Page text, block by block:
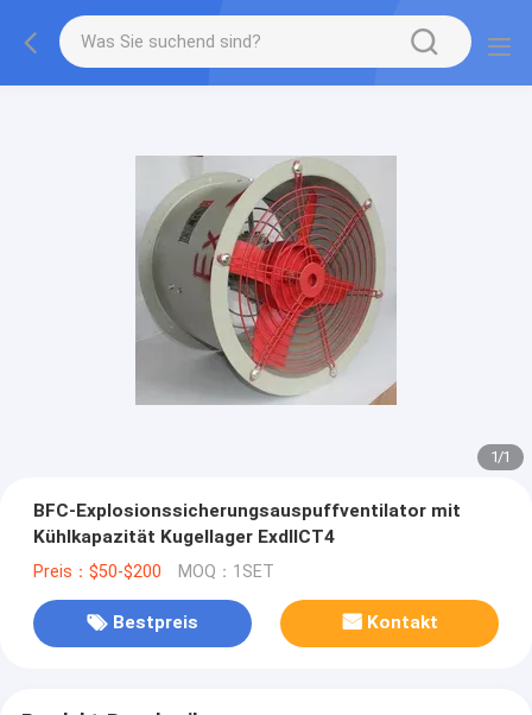
1/1
BFC-Explosionssicherungsauspuffventilator mit
Kühlkapazität Kugellager ExdIICT4
Preis：$50-$200 MOQ：1SET
Bestpreis Kontakt